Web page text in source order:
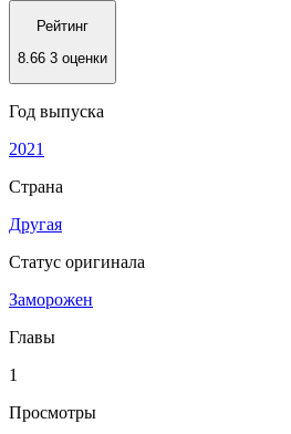
Рейтинг
8.66 3 оценки
Год выпуска
2021
Страна
Другая
Статус оригинала
Заморожен
Главы
1
Просмотры